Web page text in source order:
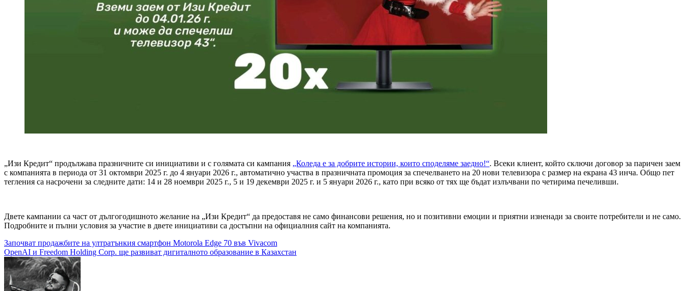
„Изи Кредит“ продължава празничните си инициативи и с голямата си кампания „Коледа е за добрите истории, които споделяме заедно!“. Всеки клиент, който сключи договор за паричен заем
с компанията в периода от 31 октомври 2025 г. до 4 януари 2026 г., автоматично участва в празничната промоция за спечелването на 20 нови телевизора с размер на екрана 43 инча. Общо пет
тегления са насрочени за следните дати: 14 и 28 ноември 2025 г., 5 и 19 декември 2025 г. и 5 януари 2026 г., като при всяко от тях ще бъдат излъчвани по четирима печеливши.
Двете кампании са част от дългогодишното желание на „Изи Кредит“ да предоставя не само финансови решения, но и позитивни емоции и приятни изненади за своите потребители и не само.
Подробните и пълни условия за участие в двете инициативи са достъпни на официалния сайт на компанията.
Навигация
Започват продажбите на ултратънкия смартфон Motorola Edge 70 във Vivacom
OpenAI и Freedom Holding Corp. ще развиват дигиталното образование в Казахстан